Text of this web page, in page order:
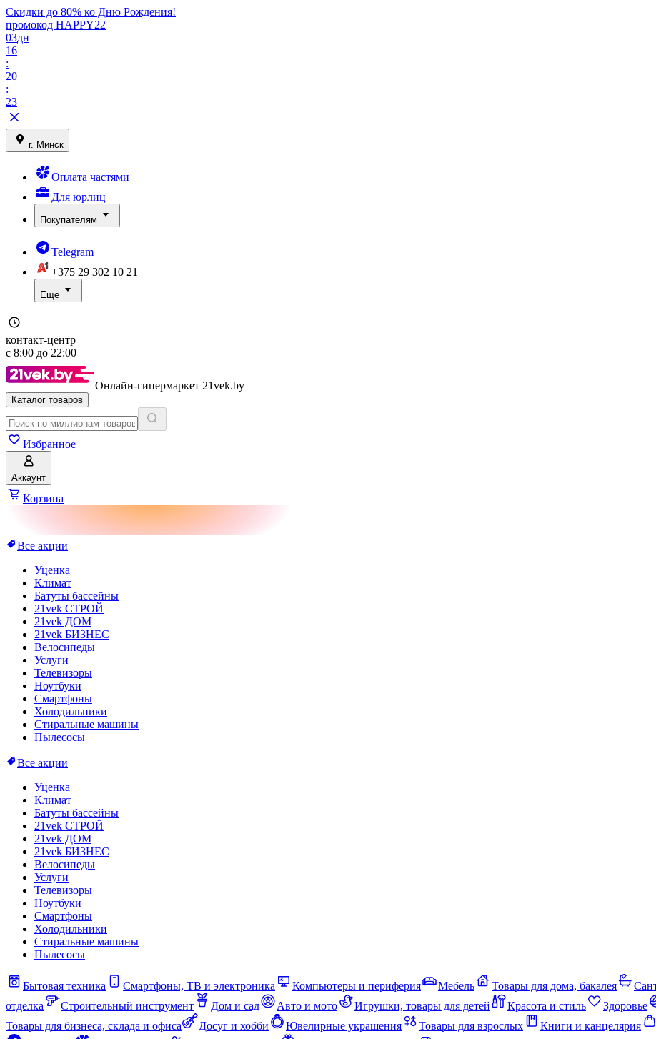
Скидки до 80% ко Дню Рождения!
промокод HAPPY22
03дн
16
:
20
:
23
г. Минск
Оплата частями
Для юрлиц
Покупателям
Telegram
+375 29 302 10 21
Еще
контакт-центр
с 8:00 до 22:00
Онлайн-гипермаркет 21vek.by
Каталог товаров
Избранное
Аккаунт
Корзина
Все акции
Уценка
Климат
Батуты бассейны
21vek СТРОЙ
21vek ДОМ
21vek БИЗНЕС
Велосипеды
Услуги
Телевизоры
Ноутбуки
Смартфоны
Холодильники
Стиральные машины
Пылесосы
Все акции
Уценка
Климат
Батуты бассейны
21vek СТРОЙ
21vek ДОМ
21vek БИЗНЕС
Велосипеды
Услуги
Телевизоры
Ноутбуки
Смартфоны
Холодильники
Стиральные машины
Пылесосы
Бытовая техника Смартфоны, ТВ и электроника Компьютеры и периферия Мебель Товары для дома, бакалея
отделка
Строительный инструмент Дом и сад Авто и мото Игрушки, товары для детей Красота и стиль Здоровье
Товары для бизнеса, склада и офиса
Досуг и хобби Ювелирные украшения Товары для взрослых Книги и канцелярия